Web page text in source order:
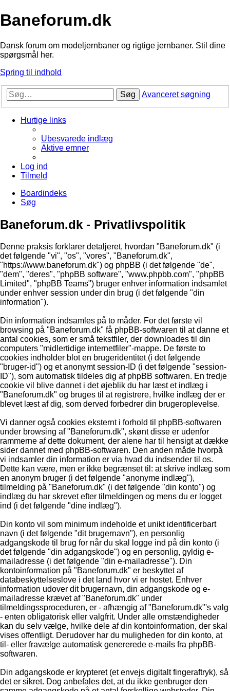
Baneforum.dk
Dansk forum om modeljernbaner og rigtige jernbaner. Stil dine
spørgsmål her.
Spring til indhold
Søg Avanceret søgning
Hurtige links
Ubesvarede indlæg
Aktive emner
Log ind
Tilmeld
Boardindeks
Søg
Baneforum.dk - Privatlivspolitik
Denne praksis forklarer detaljeret, hvordan "Baneforum.dk" (i
det følgende "vi", "os", "vores", "Baneforum.dk",
"https://www.baneforum.dk") og phpBB (i det følgende "de",
"dem", "deres", "phpBB software", "www.phpbb.com", "phpBB
Limited", "phpBB Teams") bruger enhver information indsamlet
under enhver session under din brug (i det følgende "din
information").
Din information indsamles på to måder. For det første vil
browsing på "Baneforum.dk" få phpBB-softwaren til at danne et
antal cookies, som er små tekstfiler, der downloades til din
computers "midlertidige internetfiler"-mappe. De første to
cookies indholder blot en brugeridentitet (i det følgende
"bruger-id") og et anonymt session-ID (i det følgende "session-
ID"), som automatisk tildeles dig af phpBB softwaren. En tredje
cookie vil blive dannet i det øjeblik du har læst et indlæg i
"Baneforum.dk" og bruges til at registrere, hvilke indlæg der er
blevet læst af dig, som derved forbedrer din brugeroplevelse.
Vi danner også cookies eksternt i forhold til phpBB-softwaren
under browsing af "Baneforum.dk", skønt disse er udenfor
rammerne af dette dokument, der alene har til hensigt at dække
sider dannet med phpBB-softwaren. Den anden måde hvorpå
vi indsamler din information er via hvad du indsender til os.
Dette kan være, men er ikke begrænset til: at skrive indlæg som
en anonym bruger (i det følgende "anonyme indlæg"),
tilmelding på "Baneforum.dk" (i det følgende "din konto") og
indlæg du har skrevet efter tilmeldingen og mens du er logget
ind (i det følgende "dine indlæg").
Din konto vil som minimum indeholde et unikt identificerbart
navn (i det følgende "dit brugernavn"), en personlig
adgangskode til brug for når du skal logge ind på din konto (i
det følgende "din adgangskode") og en personlig, gyldig e-
mailadresse (i det følgende "din e-mailadresse"). Din
kontoinformation på "Baneforum.dk" er beskyttet af
databeskyttelseslove i det land hvor vi er hostet. Enhver
information udover dit brugernavn, din adgangskode og e-
mailadresse krævet af "Baneforum.dk" under
tilmeldingssproceduren, er - afhængig af "Baneforum.dk"'s valg
- enten obligatorisk eller valgfrit. Under alle omstændigheder
kan du selv vælge, hvilke dele af din kontoinformation, der skal
vises offentligt. Derudover har du muligheden for din konto, at
til- eller fravælge automatisk genererede e-mails fra phpBB-
softwaren.
Din adgangskode er krypteret (et envejs digitalt fingeraftryk), så
det er sikret. Dog anbefales det, at du ikke genbruger den